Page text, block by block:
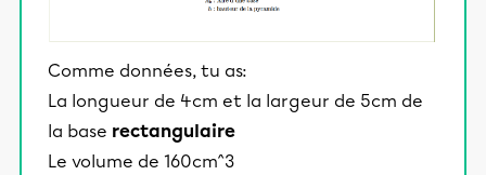
Comme données, tu as:
La longueur de 4cm et la largeur de 5cm de
la base rectangulaire
Le volume de 160cm^3